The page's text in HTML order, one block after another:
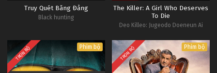
Truy Quét Băng Đảng
Black hunting
The Killer: A Girl Who Deserves
To Die
Deo Killeo: Jugeodo Doeneun Ai
TRỌN BỘ Phim bộ TRỌN BỘ Phim bộ